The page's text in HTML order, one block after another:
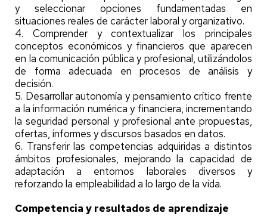
y seleccionar opciones fundamentadas en
situaciones reales de carácter laboral y organizativo.
4. Comprender y contextualizar los principales
conceptos económicos y financieros que aparecen
en la comunicación pública y profesional, utilizándolos
de forma adecuada en procesos de análisis y
decisión.
5. Desarrollar autonomía y pensamiento crítico frente
a la información numérica y financiera, incrementando
la seguridad personal y profesional ante propuestas,
ofertas, informes y discursos basados en datos.
6. Transferir las competencias adquiridas a distintos
ámbitos profesionales, mejorando la capacidad de
adaptación a entornos laborales diversos y
reforzando la empleabilidad a lo largo de la vida.
Competencia y resultados de aprendizaje